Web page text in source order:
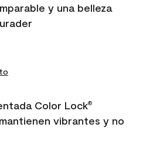
y una belleza
Color Lock®
vibrantes y no